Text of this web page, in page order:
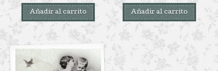
Añadir al carrito Añadir al carrito